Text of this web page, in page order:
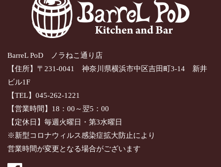
BarreL PoD ノラねこ通り店
【住所】〒231-0041 神奈川県横浜市中区吉田町3-14 新井
ビル1F
【TEL】045-262-1221
【営業時間】18：00～翌5：00
【定休日】毎週火曜日・第3水曜日
※新型コロナウィルス感染症拡大防止により
営業時間が変更となる場合がございます